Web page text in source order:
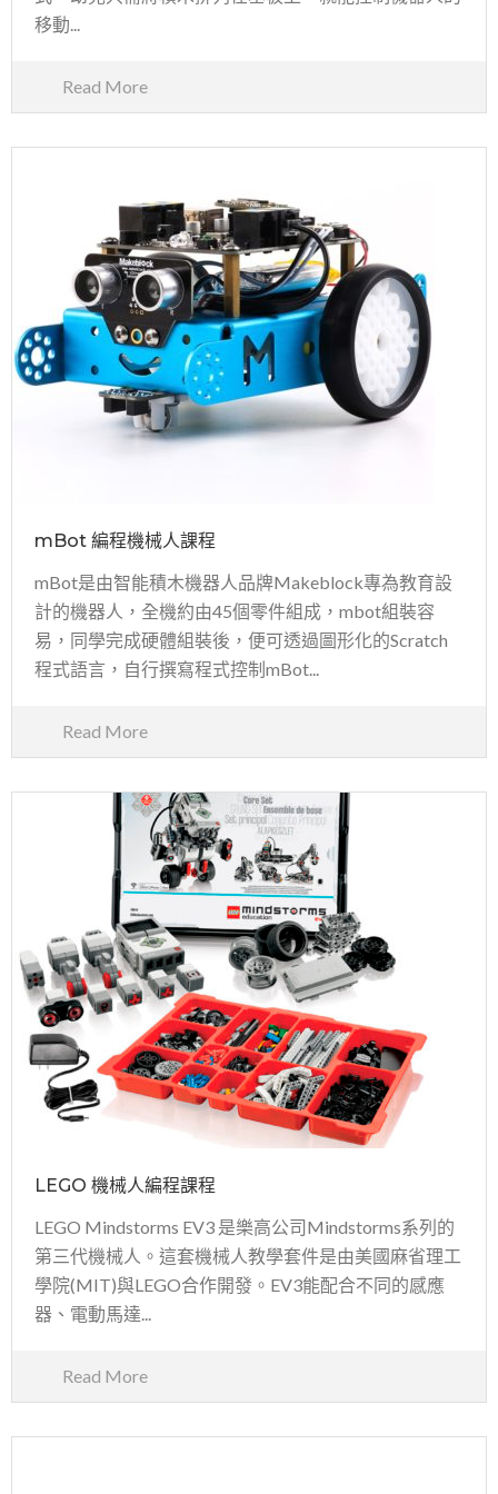
移動...
Read More
mBot 編程機械人課程
mBot是由智能積木機器人品牌Makeblock專為教育設
計的機器人，全機約由45個零件組成，mbot組裝容
易，同學完成硬體組裝後，便可透過圖形化的Scratch
程式語言，自行撰寫程式控制mBot...
Read More
LEGO 機械人編程課程
LEGO Mindstorms EV3 是樂高公司Mindstorms系列的
第三代機械人。這套機械人教學套件是由美國麻省理工
學院(MIT)與LEGO合作開發。EV3能配合不同的感應
器、電動馬達...
Read More